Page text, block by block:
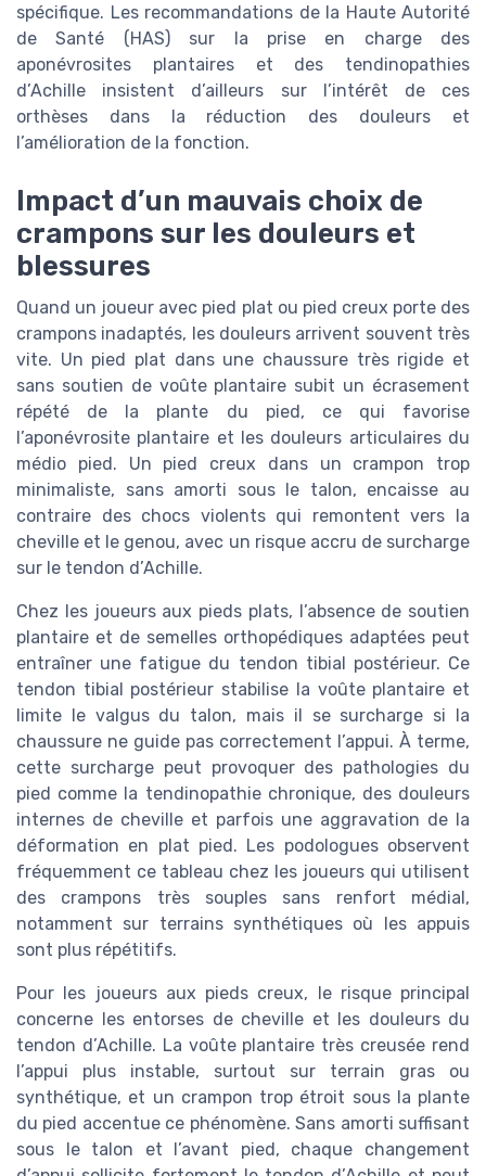
spécifique. Les recommandations de la Haute Autorité
de Santé (HAS) sur la prise en charge des
aponévrosites plantaires et des tendinopathies
d’Achille insistent d’ailleurs sur l’intérêt de ces
orthèses dans la réduction des douleurs et
l’amélioration de la fonction.
Impact d’un mauvais choix de
crampons sur les douleurs et
blessures
Quand un joueur avec pied plat ou pied creux porte des
crampons inadaptés, les douleurs arrivent souvent très
vite. Un pied plat dans une chaussure très rigide et
sans soutien de voûte plantaire subit un écrasement
répété de la plante du pied, ce qui favorise
l’aponévrosite plantaire et les douleurs articulaires du
médio pied. Un pied creux dans un crampon trop
minimaliste, sans amorti sous le talon, encaisse au
contraire des chocs violents qui remontent vers la
cheville et le genou, avec un risque accru de surcharge
sur le tendon d’Achille.
Chez les joueurs aux pieds plats, l’absence de soutien
plantaire et de semelles orthopédiques adaptées peut
entraîner une fatigue du tendon tibial postérieur. Ce
tendon tibial postérieur stabilise la voûte plantaire et
limite le valgus du talon, mais il se surcharge si la
chaussure ne guide pas correctement l’appui. À terme,
cette surcharge peut provoquer des pathologies du
pied comme la tendinopathie chronique, des douleurs
internes de cheville et parfois une aggravation de la
déformation en plat pied. Les podologues observent
fréquemment ce tableau chez les joueurs qui utilisent
des crampons très souples sans renfort médial,
notamment sur terrains synthétiques où les appuis
sont plus répétitifs.
Pour les joueurs aux pieds creux, le risque principal
concerne les entorses de cheville et les douleurs du
tendon d’Achille. La voûte plantaire très creusée rend
l’appui plus instable, surtout sur terrain gras ou
synthétique, et un crampon trop étroit sous la plante
du pied accentue ce phénomène. Sans amorti suffisant
sous le talon et l’avant pied, chaque changement